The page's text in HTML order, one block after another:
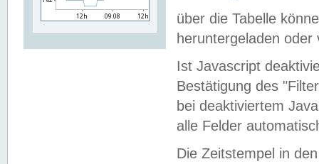
über die Tabelle
heruntergeladen oder
Ist Javascript
Bestätigung des
bei deaktiviertem
alle Felder
Die Zeitstempel in